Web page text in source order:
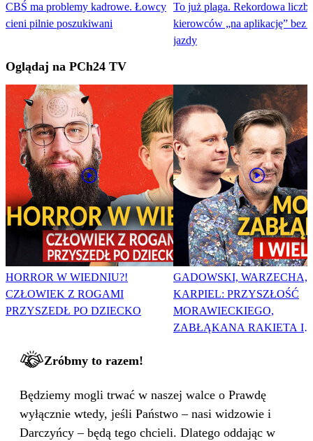
CBŚ ma problemy kadrowe. Łowcy
cieni pilnie poszukiwani
To już plaga. Rekordowa liczba
kierowców „na aplikację” bez
jazdy
Oglądaj na PCh24 TV
HORROR W WIEDNIU?!
CZŁOWIEK Z ROGAMI
PRZYSZEDŁ PO DZIECKO
GADOWSKI, WARZECHA,
KARPIEL: PRZYSZŁOŚĆ
MORAWIECKIEGO,
ZABŁĄKANA RAKIETA I
Zróbmy to razem!
Będziemy mogli trwać w naszej walce o Prawdę
wyłącznie wtedy, jeśli Państwo – nasi widzowie i
Darczyńcy – będą tego chcieli. Dlatego oddając w